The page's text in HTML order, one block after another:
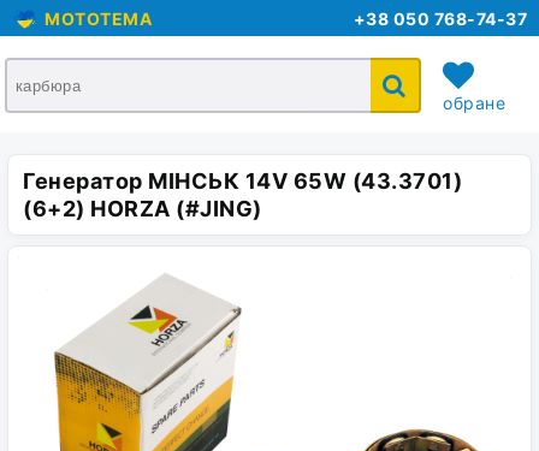
MOTOTEMA +38 050 768-74-37
обране
кошик
Генератор МІНСЬК 14V 65W (43.3701)
(6+2) HORZA (#JING)